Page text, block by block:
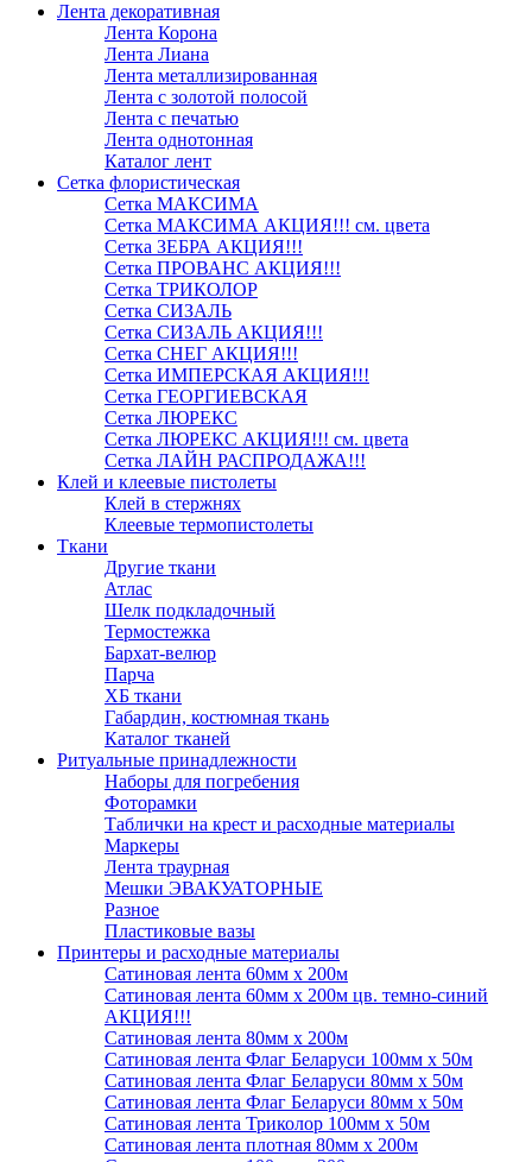
Лента декоративная
Лента Корона
Лента Лиана
Лента металлизированная
Лента с золотой полосой
Лента с печатью
Лента однотонная
Каталог лент
Сетка флористическая
Сетка МАКСИМА
Сетка МАКСИМА АКЦИЯ!!! см. цвета
Сетка ЗЕБРА АКЦИЯ!!!
Сетка ПРОВАНС АКЦИЯ!!!
Сетка ТРИКОЛОР
Сетка СИЗАЛЬ
Сетка СИЗАЛЬ АКЦИЯ!!!
Сетка СНЕГ АКЦИЯ!!!
Сетка ИМПЕРСКАЯ АКЦИЯ!!!
Сетка ГЕОРГИЕВСКАЯ
Сетка ЛЮРЕКС
Сетка ЛЮРЕКС АКЦИЯ!!! см. цвета
Сетка ЛАЙН РАСПРОДАЖА!!!
Клей и клеевые пистолеты
Клей в стержнях
Клеевые термопистолеты
Ткани
Другие ткани
Атлас
Шелк подкладочный
Термостежка
Бархат-велюр
Парча
ХБ ткани
Габардин, костюмная ткань
Каталог тканей
Ритуальные принадлежности
Наборы для погребения
Фоторамки
Таблички на крест и расходные материалы
Маркеры
Лента траурная
Мешки ЭВАКУАТОРНЫЕ
Разное
Пластиковые вазы
Принтеры и расходные материалы
Сатиновая лента 60мм х 200м
Сатиновая лента 60мм х 200м цв. темно-синий
АКЦИЯ!!!
Сатиновая лента 80мм х 200м
Сатиновая лента Флаг Беларуси 100мм х 50м
Сатиновая лента Флаг Беларуси 80мм х 50м
Сатиновая лента Флаг Беларуси 80мм х 50м
Сатиновая лента Триколор 100мм х 50м
Сатиновая лента плотная 80мм х 200м